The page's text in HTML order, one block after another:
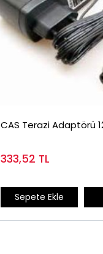
CAS Terazi Adaptörü
333,52 TL
Sepete Ekle